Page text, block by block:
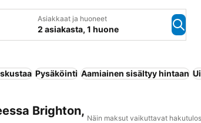
Asiakkaat ja huoneet
2 asiakasta, 1 huone
Pysäköinti Aamiainen sisältyy hintaan
Brighton,
Näin maksut vaikuttavat